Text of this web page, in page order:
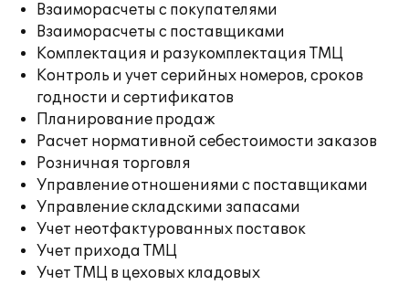
Взаиморасчеты с покупателями
Взаиморасчеты с поставщиками
Комплектация и разукомплектация ТМЦ
Контроль и учет серийных номеров, сроков
годности и сертификатов
Планирование продаж
Расчет нормативной себестоимости заказов
Розничная торговля
Управление отношениями с поставщиками
Управление складскими запасами
Учет неотфактурованных поставок
Учет прихода ТМЦ
Учет ТМЦ в цеховых кладовых